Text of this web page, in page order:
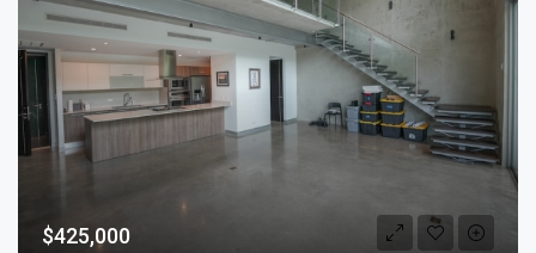
$425,000